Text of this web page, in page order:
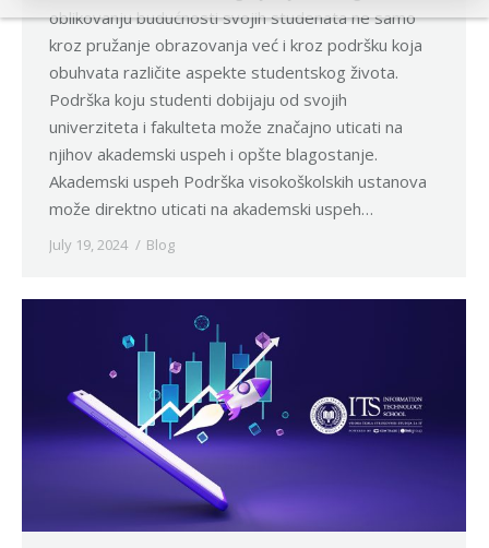
oblikovanju budućnosti svojih studenata ne samo
kroz pružanje obrazovanja već i kroz podršku koja
obuhvata različite aspekte studentskog života.
Podrška koju studenti dobijaju od svojih
univerziteta i fakulteta može značajno uticati na
njihov akademski uspeh i opšte blagostanje.
Akademski uspeh Podrška visokoškolskih ustanova
može direktno uticati na akademski uspeh…
July 19, 2024 Blog